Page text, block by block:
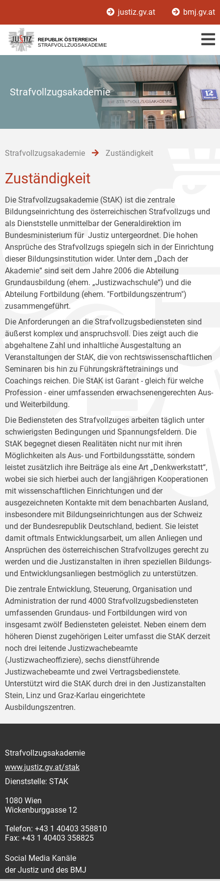
[1]
[2]
[3]
justiz.gv.at bmj.gv.at
REPUBLIK ÖSTERREICH
STRAFVOLLZUGSAKADEMIE
Strafvollzugsakademie
Strafvollzugsakademie Zuständigkeit
Zuständigkeit
Die Strafvollzugsakademie (StAK) ist die zentrale
Bildungseinrichtung des österreichischen Strafvollzugs und
als Dienststelle unmittelbar der Generaldirektion im
Bundesministerium für Justiz untergeordnet. Die hohen
Ansprüche des Strafvollzugs spiegeln sich in der Einrichtung
dieser Bildungsinstitution wider. Unter dem „Dach der
Akademie“ sind seit dem Jahre 2006 die Abteilung
Grundausbildung (ehem. „Justizwachschule“) und die
Abteilung Fortbildung (ehem. "Fortbildungszentrum")
zusammengeführt.
Die Anforderungen an die Strafvollzugsbediensteten sind
äußerst komplex und anspruchsvoll. Dies zeigt auch die
abgehaltene Zahl und inhaltliche Ausgestaltung an
Veranstaltungen der StAK, die von rechtswissenschaftlichen
Seminaren bis hin zu Führungskräftetrainings und
Coachings reichen. Die StAK ist Garant - gleich für welche
Profession - einer umfassenden erwachsenengerechten Aus-
und Weiterbildung.
Die Bediensteten des Strafvollzuges arbeiten täglich unter
schwierigsten Bedingungen und Spannungsfeldern. Die
StAK begegnet diesen Realitäten nicht nur mit ihren
Möglichkeiten als Aus- und Fortbildungsstätte, sondern
leistet zusätzlich ihre Beiträge als eine Art „Denkwerkstatt“,
wobei sie sich hierbei auch der langjährigen Kooperationen
mit wissenschaftlichen Einrichtungen und der
ausgezeichneten Kontakte mit dem benachbarten Ausland,
insbesondere mit Bildungseinrichtungen aus der Schweiz
und der Bundesrepublik Deutschland, bedient. Sie leistet
damit oftmals Entwicklungsarbeit, um allen Anliegen und
Ansprüchen des österreichischen Strafvollzuges gerecht zu
werden und die Justizanstalten in ihren speziellen Bildungs-
und Entwicklungsanliegen bestmöglich zu unterstützen.
Die zentrale Entwicklung, Steuerung, Organisation und
Administration der rund 4000 Strafvollzugsbediensteten
umfassenden Grundaus- und Fortbildungen wird von
insgesamt zwölf Bediensteten geleistet. Neben einem dem
höheren Dienst zugehörigen Leiter umfasst die StAK derzeit
noch drei leitende Justizwachebeamte
(Justizwacheoffiziere), sechs dienstführende
Justizwachebeamte und zwei Vertragsbedienstete.
Unterstützt wird die StAK durch drei in den Justizanstalten
Stein, Linz und Graz-Karlau eingerichtete
Ausbildungszentren.
Strafvollzugsakademie
www.justiz.gv.at/stak
Dienststelle: STAK
1080 Wien
Wickenburggasse 12
Telefon: +43 1 40403 358810
Fax: +43 1 40403 358825
Social Media Kanäle
der Justiz und des BMJ